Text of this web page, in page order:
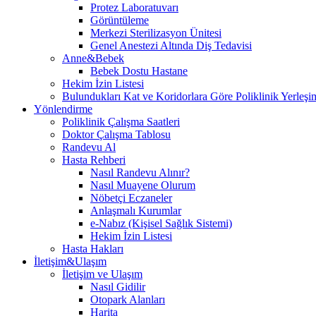
Protez Laboratuvarı
Görüntüleme
Merkezi Sterilizasyon Ünitesi
Genel Anestezi Altında Diş Tedavisi
Anne&Bebek
Bebek Dostu Hastane
Hekim İzin Listesi
Bulundukları Kat ve Koridorlara Göre Poliklinik
Yönlendirme
Poliklinik Çalışma Saatleri
Doktor Çalışma Tablosu
Randevu Al
Hasta Rehberi
Nasıl Randevu Alınır?
Nasıl Muayene Olurum
Nöbetçi Eczaneler
Anlaşmalı Kurumlar
e-Nabız (Kişisel Sağlık Sistemi)
Hekim İzin Listesi
Hasta Hakları
İletişim&Ulaşım
İletişim ve Ulaşım
Nasıl Gidilir
Otopark Alanları
Harita